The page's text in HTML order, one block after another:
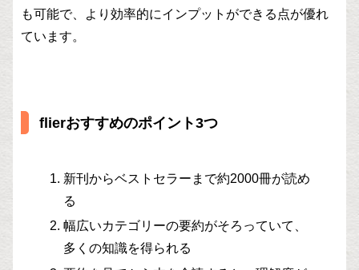
も可能で、より効率的にインプットができる点が優れ
ています。
flierおすすめのポイント3つ
新刊からベストセラーまで約2000冊が読め
る
幅広いカテゴリーの要約がそろっていて、
多くの知識を得られる